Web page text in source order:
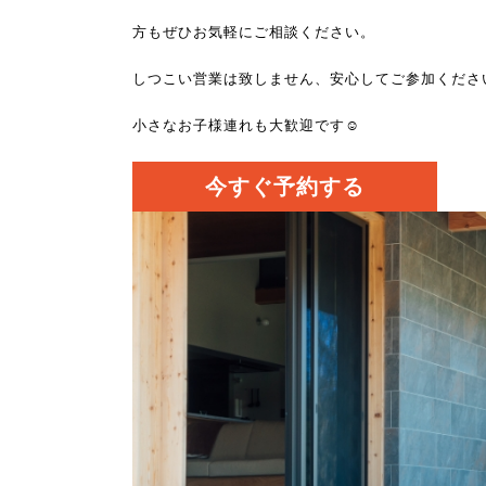
方もぜひお気軽にご相談ください。
しつこい営業は致しません、安心してご参加くださ
小さなお子様連れも大歓迎です☺
今すぐ予約する